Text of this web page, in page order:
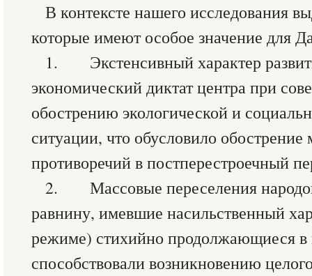
В контексте нашего исследования
которые имеют особое значение для
1. Экстенсивный характер
экономический диктат центра при
обострению экологической и
ситуации, что обусловило
противоречий в постперестроечный
2. Массовые переселения
равнину, имевшие насильственный
режиме) стихийно продолжающиеся в
способствовали возникновению